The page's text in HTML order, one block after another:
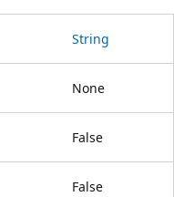
String
None
False
False